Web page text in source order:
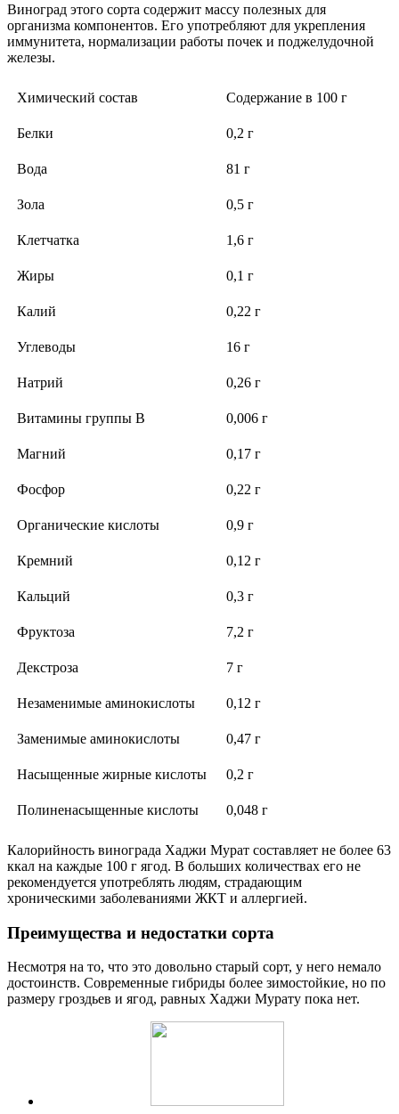
Виноград этого сорта содержит массу полезных для
организма компонентов. Его употребляют для укрепления
иммунитета, нормализации работы почек и поджелудочной
железы.
Химический состав Содержание в 100 г
Белки 0,2 г
Вода 81 г
Зола 0,5 г
Клетчатка 1,6 г
Жиры 0,1 г
Калий 0,22 г
Углеводы 16 г
Натрий 0,26 г
Витамины группы В 0,006 г
Магний 0,17 г
Фосфор 0,22 г
Органические кислоты 0,9 г
Кремний 0,12 г
Кальций 0,3 г
Фруктоза 7,2 г
Декстроза 7 г
Незаменимые аминокислоты 0,12 г
Заменимые аминокислоты 0,47 г
Насыщенные жирные кислоты 0,2 г
Полиненасыщенные кислоты 0,048 г
Калорийность винограда Хаджи Мурат составляет не более 63
ккал на каждые 100 г ягод. В больших количествах его не
рекомендуется употреблять людям, страдающим
хроническими заболеваниями ЖКТ и аллергией.
Преимущества и недостатки сорта
Несмотря на то, что это довольно старый сорт, у него немало
достоинств. Современные гибриды более зимостойкие, но по
размеру гроздьев и ягод, равных Хаджи Мурату пока нет.